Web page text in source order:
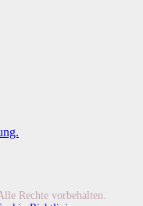
Rechte vorbehalten.